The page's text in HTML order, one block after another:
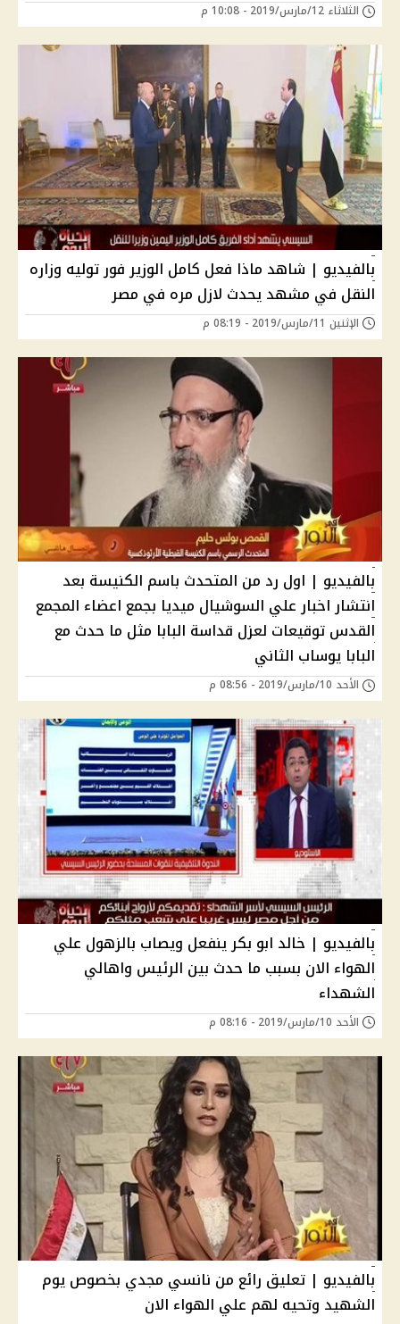
الثلاثاء 12/مارس/2019 - 10:08 م
بالفيديو | شاهد ماذا فعل كامل الوزير فور توليه وزاره
النقل في مشهد يحدث لازل مره في مصر
الإثنين 11/مارس/2019 - 08:19 م
بالفيديو | اول رد من المتحدث باسم الكنيسة بعد
انتشار اخبار علي السوشيال ميديا بجمع اعضاء المجمع
القدس توقيعات لعزل قداسة البابا مثل ما حدث مع
البابا يوساب الثاني
الأحد 10/مارس/2019 - 08:56 م
بالفيديو | خالد ابو بكر ينفعل ويصاب بالزهول علي
الهواء الان بسبب ما حدث بين الرئيس واهالي
الشهداء
الأحد 10/مارس/2019 - 08:16 م
بالفيديو | تعليق رائع من نانسي مجدي بخصوص يوم
الشهيد وتحيه لهم علي الهواء الان